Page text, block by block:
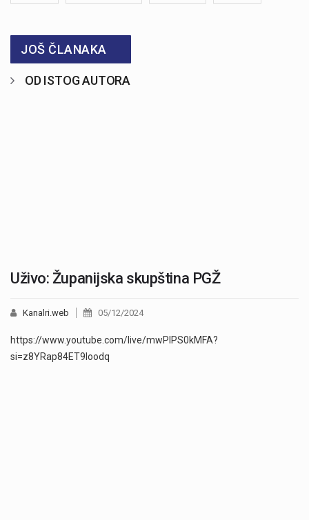
JOŠ ČLANAKA
OD ISTOG AUTORA
Uživo: Županijska skupština PGŽ
Kanalri.web 05/12/2024
https://www.youtube.com/live/mwPIPS0kMFA?
si=z8YRap84ET9loodq